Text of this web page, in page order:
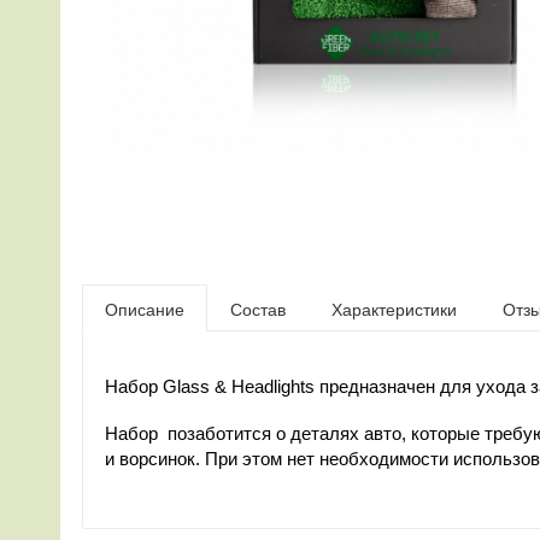
Описание Состав Характеристики
Набор Glass & Headlights предназначен для ухода
Набор позаботится о деталях авто, которые
и ворсинок. При этом нет необходимости